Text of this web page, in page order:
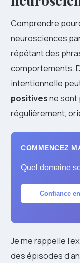
Comprendre
neurosciences
répétant des
comportements.
intentionnelle
positivesne sont
régulièrement,
COMMENCEZ
Quel domaine
Confiance
Je me rappelle
des épisodes